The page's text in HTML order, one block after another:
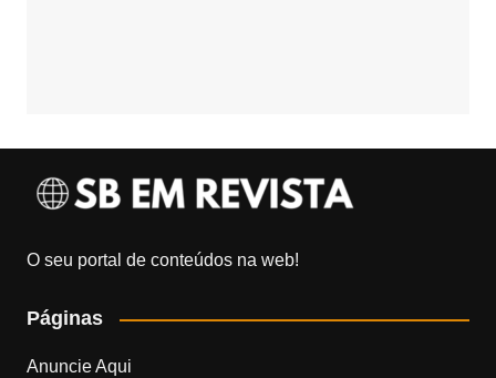
O seu portal de conteúdos na web!
Páginas
Anuncie Aqui